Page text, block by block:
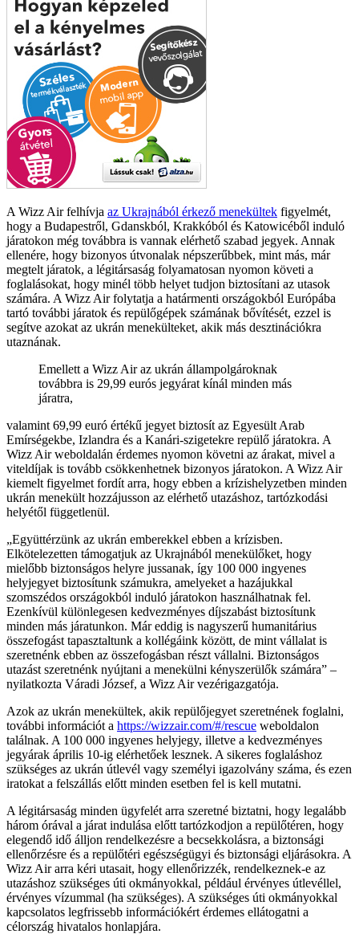
A Wizz Air felhívja az Ukrajnából érkező menekültek figyelmét,
hogy a Budapestről, Gdanskból, Krakkóból és Katowicéből induló
járatokon még továbbra is vannak elérhető szabad jegyek. Annak
ellenére, hogy bizonyos útvonalak népszerűbbek, mint más, már
megtelt járatok, a légitársaság folyamatosan nyomon követi a
foglalásokat, hogy minél több helyet tudjon biztosítani az utasok
számára. A Wizz Air folytatja a határmenti országokból Európába
tartó további járatok és repülőgépek számának bővítését, ezzel is
segítve azokat az ukrán menekülteket, akik más desztinációkra
utaznának.
Emellett a Wizz Air az ukrán állampolgároknak
továbbra is 29,99 eurós jegyárat kínál minden más
járatra,
valamint 69,99 euró értékű jegyet biztosít az Egyesült Arab
Emírségekbe, Izlandra és a Kanári-szigetekre repülő járatokra. A
Wizz Air weboldalán érdemes nyomon követni az árakat, mivel a
viteldíjak is tovább csökkenhetnek bizonyos járatokon. A Wizz Air
kiemelt figyelmet fordít arra, hogy ebben a krízishelyzetben minden
ukrán menekült hozzájusson az elérhető utazáshoz, tartózkodási
helyétől függetlenül.
Együttérzünk az ukrán emberekkel ebben a krízisben.
Elkötelezetten támogatjuk az Ukrajnából menekülőket, hogy
mielőbb biztonságos helyre jussanak, így 100 000 ingyenes
helyjegyet biztosítunk számukra, amelyeket a hazájukkal
szomszédos országokból induló járatokon használhatnak fel.
Ezenkívül különlegesen kedvezményes díjszabást biztosítunk
minden más járatunkon. Már eddig is nagyszerű humanitárius
összefogást tapasztaltunk a kollégáink között, de mint vállalat is
szeretnénk ebben az összefogásban részt vállalni. Biztonságos
utazást szeretnénk nyújtani a menekülni kényszerülők számára
–
nyilatkozta Váradi József, a Wizz Air vezérigazgatója.
Azok az ukrán menekültek, akik repülőjegyet szeretnének foglalni,
további információt a https://wizzair.com/#/rescue weboldalon
találnak. A 100 000 ingyenes helyjegy, illetve a kedvezményes
jegyárak április 10-ig elérhetőek lesznek. A sikeres foglaláshoz
szükséges az ukrán útlevél vagy személyi igazolvány száma, és ezen
iratokat a felszállás előtt minden esetben fel is kell mutatni.
A légitársaság minden ügyfelét arra szeretné biztatni, hogy legalább
három órával a járat indulása előtt tartózkodjon a repülőtéren, hogy
elegendő idő álljon rendelkezésre a becsekkolásra, a biztonsági
ellenőrzésre és a repülőtéri egészségügyi és biztonsági eljárásokra. A
Wizz Air arra kéri utasait, hogy ellenőrizzék, rendelkeznek-e az
utazáshoz szükséges úti okmányokkal, például érvényes útlevéllel,
érvényes vízummal (ha szükséges). A szükséges úti okmányokkal
kapcsolatos legfrissebb információkért érdemes ellátogatni a
célország hivatalos honlapjára.